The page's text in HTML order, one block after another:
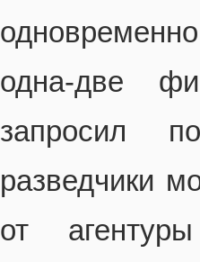
одна-две
запросил
разведчики
от